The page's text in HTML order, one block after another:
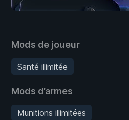
Mods de joueur
Santé illimitée
Mods d’armes
Munitions illimitées